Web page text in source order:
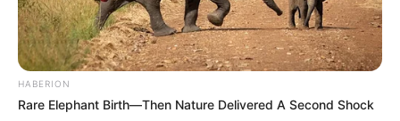
HABERION
Rare Elephant Birth—Then Nature Delivered A Second Shock